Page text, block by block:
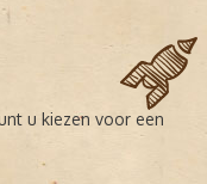
u kiezen voor een